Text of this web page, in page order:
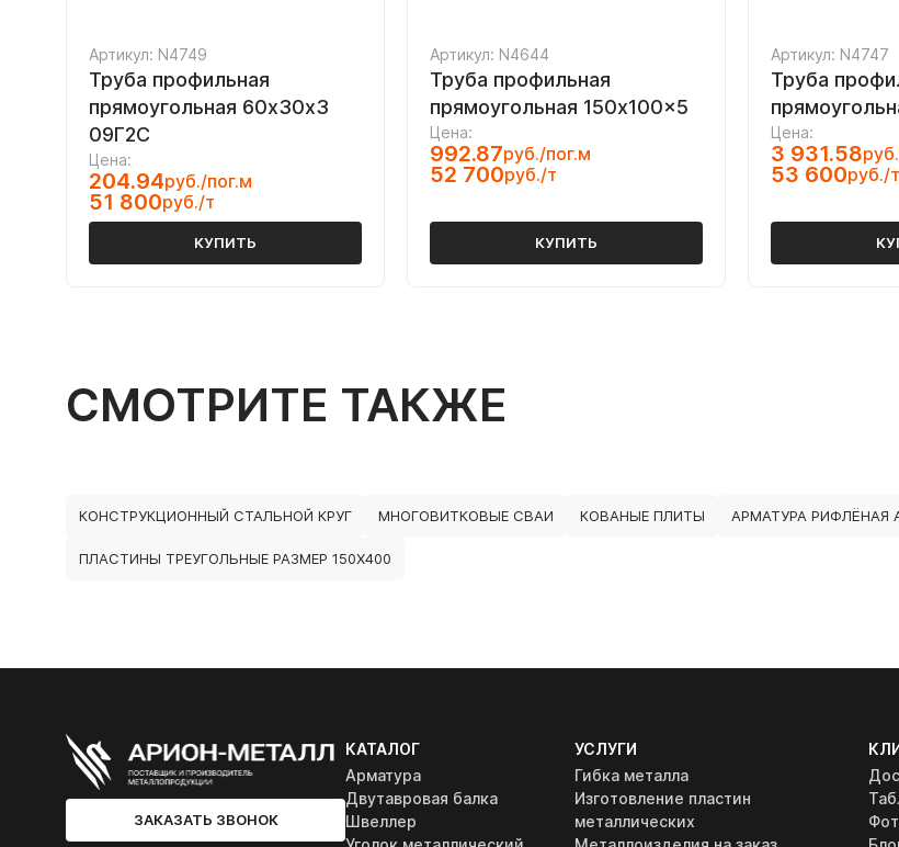
Артикул: N4749
Труба профильная
прямоугольная 60х30х3
09Г2С
Цена:
204.94руб./пог.м
51 800руб./т
КУПИТЬ
Артикул: N4644
Труба профильная
прямоугольная 150x100x5
Цена:
992.87руб./пог.м
52 700руб./т
КУПИТЬ
Артикул: N4747
Труба
Цена:
3 931.58
53 600руб./т
СМОТРИТЕ ТАКЖЕ
КОНСТРУКЦИОННЫЙ СТАЛЬНОЙ КРУГ МНОГОВИТКОВЫЕ СВАИ КОВАНЫЕ ПЛИТЫ АРМАТУРА РИФЛЁНАЯ
ПЛАСТИНЫ ТРЕУГОЛЬНЫЕ РАЗМЕР 150Х400
ЗАКАЗАТЬ ЗВОНОК
КАТАЛОГ
Арматура
Двутавровая балка
Швеллер
УСЛУГИ
Гибка металла
Изготовление пластин
металлических